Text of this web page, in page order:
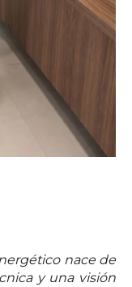
nace de
y una visión